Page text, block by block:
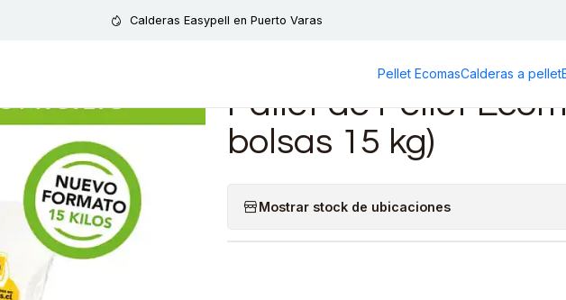
Pellet EcomasCalderas a pellet
Calderas Easypell en Puerto Varas
Pallet de Pellet
bolsas 15 kg)
Mostrar stock de ubicaciones